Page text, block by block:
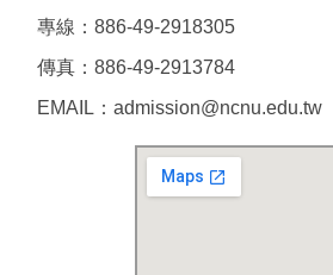
專線：886-49-2918305
傳真：886-49-2913784
EMAIL：admission@ncnu.edu.tw